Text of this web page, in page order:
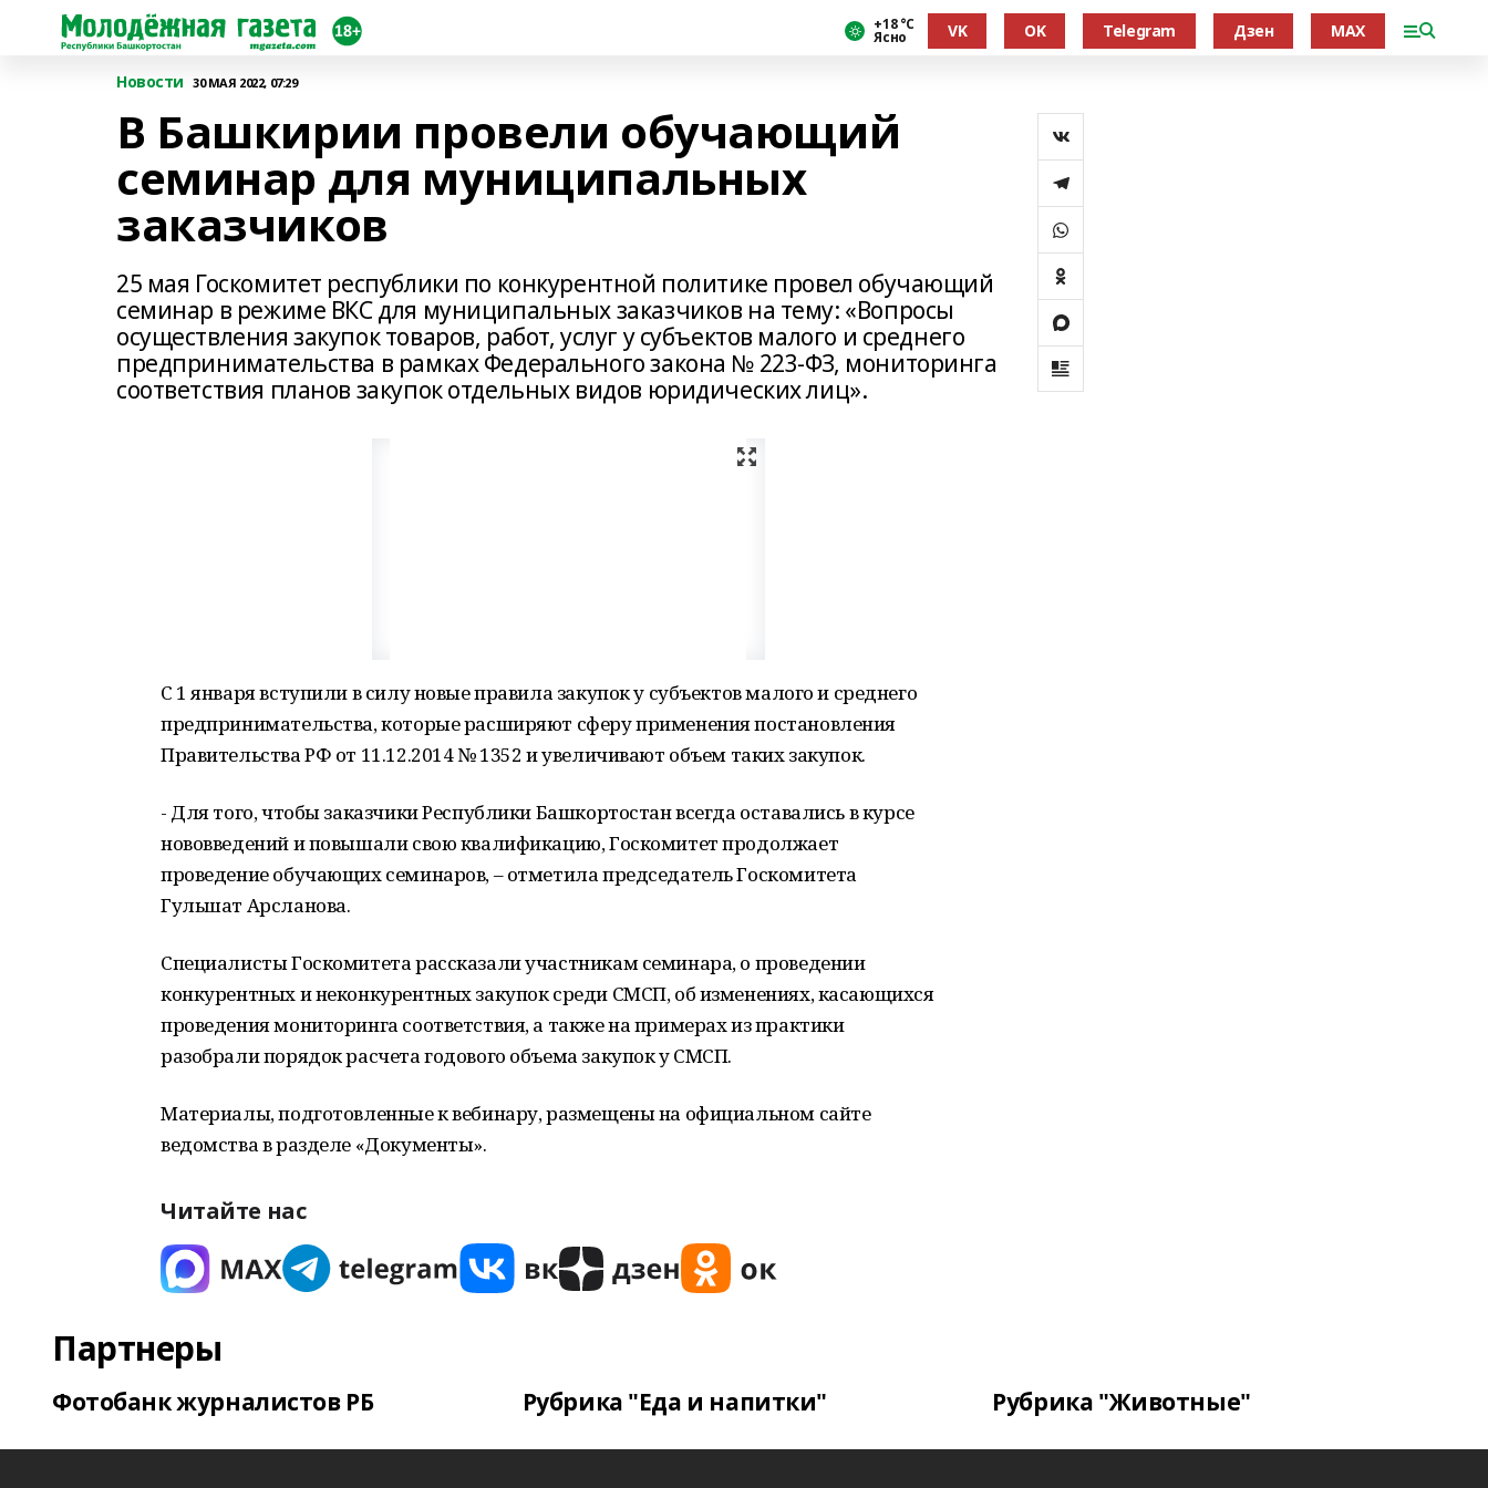
+18 °С
Ясно VK OK Telegram Дзен MAX
Новости 30 МАЯ 2022, 07:29
В Башкирии провели обучающий
семинар для муниципальных
заказчиков
25 мая Госкомитет республики по конкурентной политике провел обучающий
семинар в режиме ВКС для муниципальных заказчиков на тему: «Вопросы
осуществления закупок товаров, работ, услуг у субъектов малого и среднего
предпринимательства в рамках Федерального закона № 223-ФЗ, мониторинга
соответствия планов закупок отдельных видов юридических лиц».
С 1 января вступили в силу новые правила закупок у субъектов малого и среднего
предпринимательства, которые расширяют сферу применения постановления
Правительства РФ от 11.12.2014 № 1352 и увеличивают объем таких закупок.
- Для того, чтобы заказчики Республики Башкортостан всегда оставались в курсе
нововведений и повышали свою квалификацию, Госкомитет продолжает
проведение обучающих семинаров, – отметила председатель Госкомитета
Гульшат Арсланова.
Специалисты Госкомитета рассказали участникам семинара, о проведении
конкурентных и неконкурентных закупок среди СМСП, об изменениях, касающихся
проведения мониторинга соответствия, а также на примерах из практики
разобрали порядок расчета годового объема закупок у СМСП.
Материалы, подготовленные к вебинару, размещены на официальном сайте
ведомства в разделе «Документы».
Читайте нас
Партнеры
Фотобанк журналистов РБ Рубрика "Еда и напитки" Рубрика "Животные"